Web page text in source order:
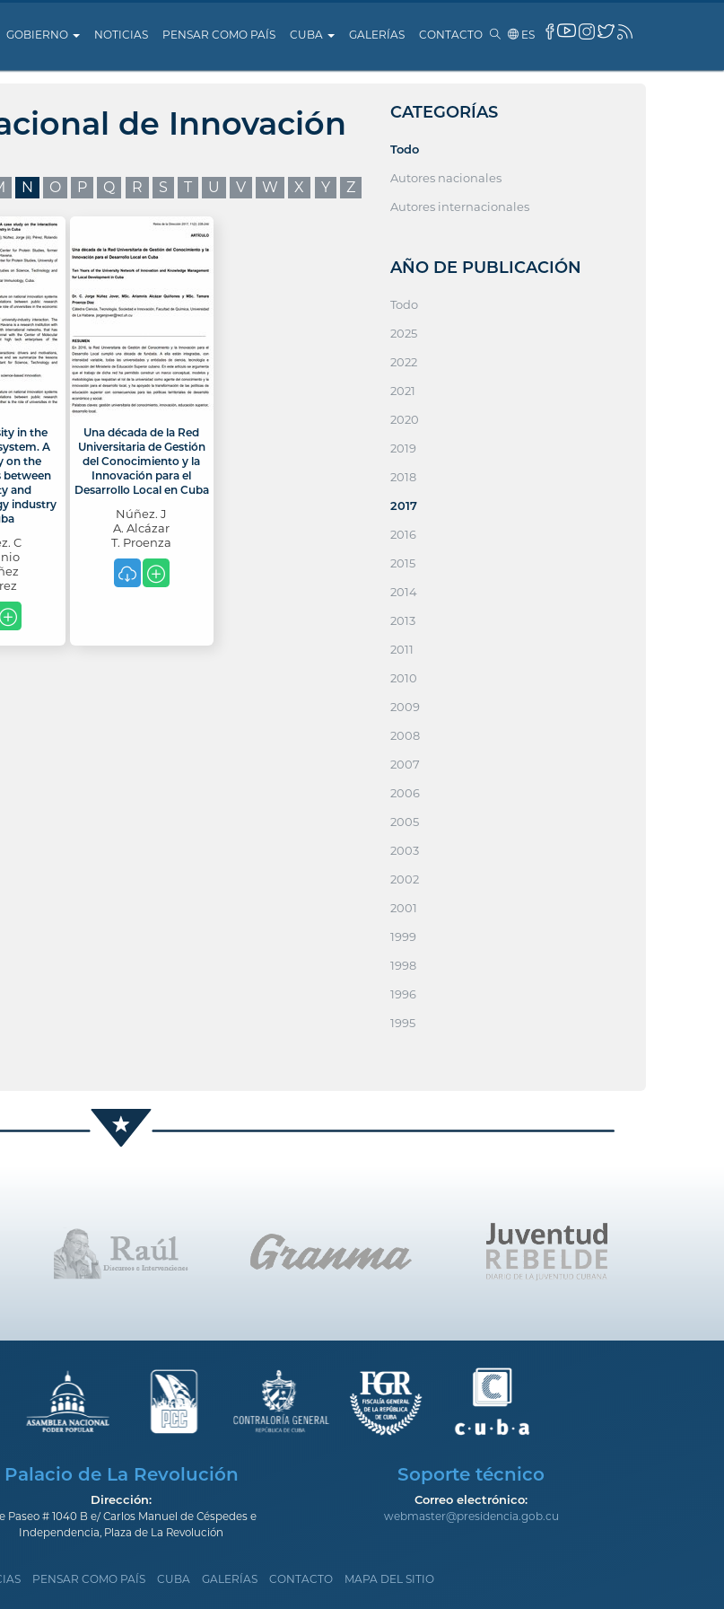
GOBIERNO NOTICIAS PENSAR COMO PAÍS CUBA GALERÍAS CONTACTO ES
de Innovación
N O P Q R S T U V W X Y Z
in the
A
on the
between
and
industry
C
Una década de la Red
Universitaria de Gestión
del Conocimiento y la
Innovación para el
Desarrollo Local en Cuba
Núñez. J
A. Alcázar
T. Proenza
CATEGORÍAS
Todo
Autores nacionales
Autores internacionales
AÑO DE PUBLICACIÓN
Todo
2025
2022
2021
2020
2019
2018
2017
2016
2015
2014
2013
2011
2010
2009
2008
2007
2006
2005
2003
2002
2001
1999
1998
1996
1995
Palacio de La Revolución
Dirección:
Paseo # 1040 B e/ Carlos Manuel de Céspedes e
Independencia, Plaza de La Revolución
Soporte técnico
Correo electrónico:
webmaster@presidencia.gob.cu
PENSAR COMO PAÍS CUBA GALERÍAS CONTACTO MAPA DEL SITIO